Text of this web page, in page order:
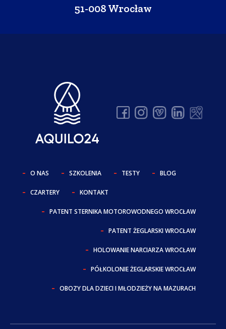
51-008 Wrocław
O NAS SZKOLENIA TESTY BLOG
CZARTERY KONTAKT
PATENT STERNIKA MOTOROWODNEGO WROCŁAW
PATENT ŻEGLARSKI WROCŁAW
HOLOWANIE NARCIARZA WROCŁAW
PÓŁKOLONIE ŻEGLARSKIE WROCŁAW
OBOZY DLA DZIECI I MŁODZIEŻY NA MAZURACH